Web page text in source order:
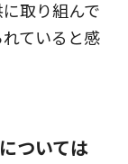
取り組んで
ていると感
ついては